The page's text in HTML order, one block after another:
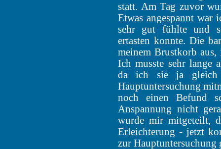
statt. Am Tag zuvor
Etwas angespannt war
sehr gut fühlte und
ertasten konnte. Die
meinem Brustkorb
Ich musste sehr lange
da ich sie ja gleich
Hauptuntersuchung
noch einen Befund
Anspannung nicht
wurde mir mitgeteilt,
Erleichterung - jetzt
zur Hauptuntersuchung